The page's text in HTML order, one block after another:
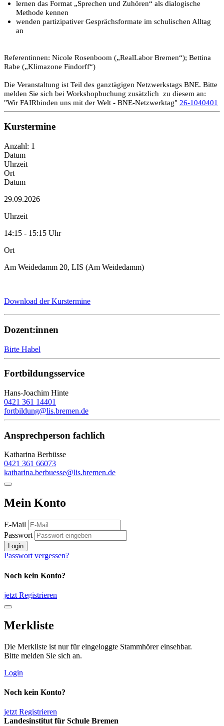
lernen das Format „Sprechen und Zuhören“ als dialogische
Methode kennen
wenden partizipativer Gesprächsformate im schulischen Alltag
an
Referentinnen: Nicole Rosenboom („RealLabor Bremen“); Bettina
Rabe („Klimazone Findorff“)
Die Veranstaltung ist Teil des ganztägigen Netzwerkstags BNE. Bitte
melden Sie sich bei Workshopbuchung zusätzlich zu diesem an:
"Wir FAIRbinden uns mit der Welt - BNE-Netzwerktag" 26-1040401
Kurstermine
Anzahl: 1
Datum
Uhrzeit
Ort
Datum
29.09.2026
Uhrzeit
14:15 - 15:15 Uhr
Ort
Am Weidedamm 20, LIS (Am Weidedamm)
Download der Kurstermine
Dozent:innen
Birte Habel
Fortbildungsservice
Hans-Joachim Hinte
0421 361 14401
fortbildung@lis.bremen.de
Ansprechperson fachlich
Katharina Berbüsse
0421 361 66073
katharina.berbuesse@lis.bremen.de
Mein Konto
E-Mail
Passwort
Login
Passwort vergessen?
Noch kein Konto?
jetzt Registrieren
Merkliste
Die Merkliste ist nur für eingeloggte Stammhörer einsehbar.
Bitte melden Sie sich an.
Login
Noch kein Konto?
jetzt Registrieren
Landesinstitut für Schule Bremen